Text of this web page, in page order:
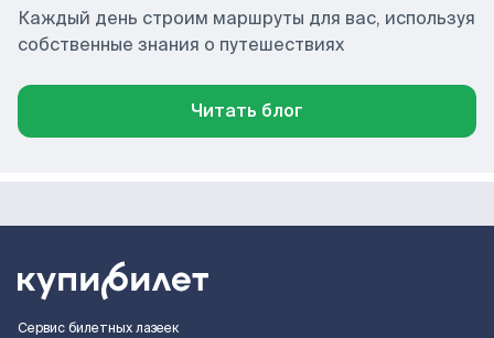
Каждый день строим маршруты для вас, используя
собственные знания о путешествиях
Читать блог
Сервис билетных лазеек